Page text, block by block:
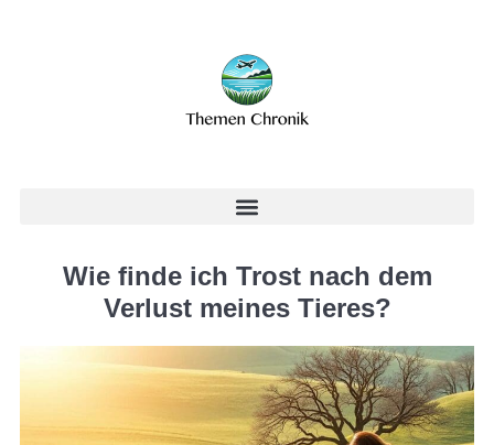
Wie finde ich Trost nach dem
Verlust meines Tieres?